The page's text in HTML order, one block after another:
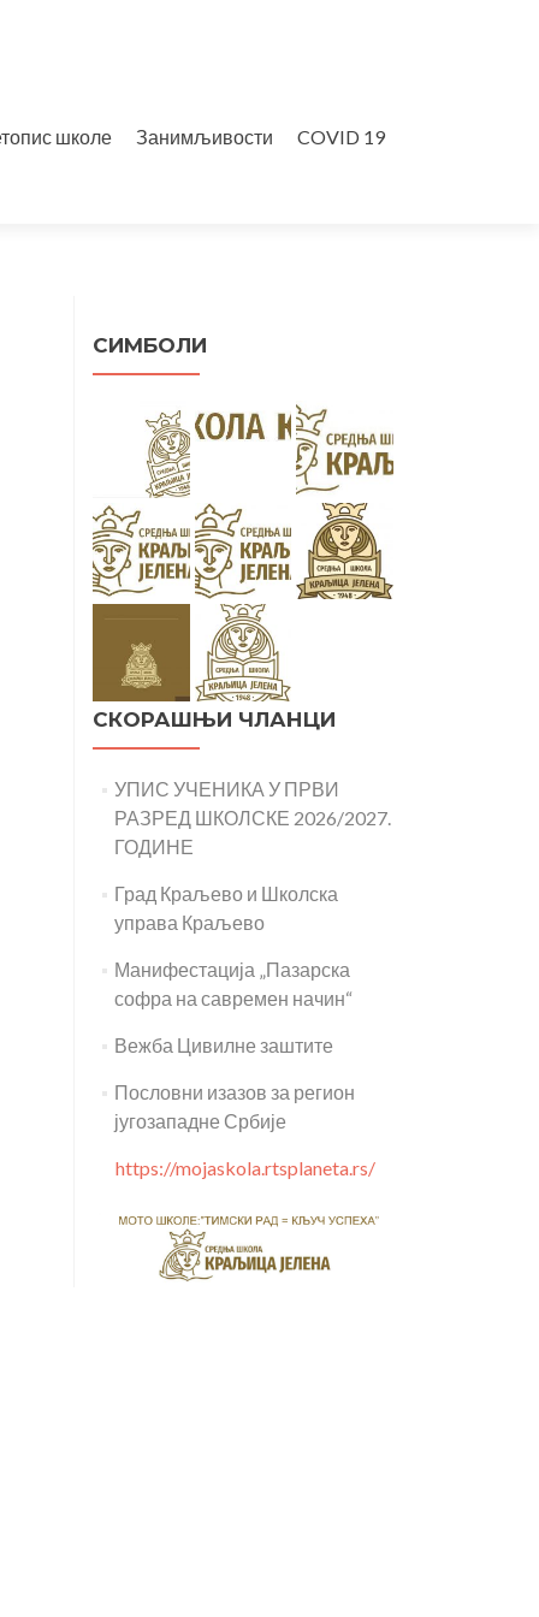
школе Занимљивости COVID 19
СИМБОЛИ
СКОРАШЊИ ЧЛАНЦИ
УПИС УЧЕНИКА У ПРВИ
РАЗРЕД ШКОЛСКЕ 2026/2027.
ГОДИНЕ
Град Краљево и Школска
управа Краљево
Манифестација „Пазарска
софра на савремен начин“
Вежба Цивилне заштите
Пословни изазов за регион
југозападне Србије
https://mojaskola.rtsplaneta.rs/